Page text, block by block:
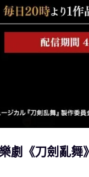
劇《刀劍亂